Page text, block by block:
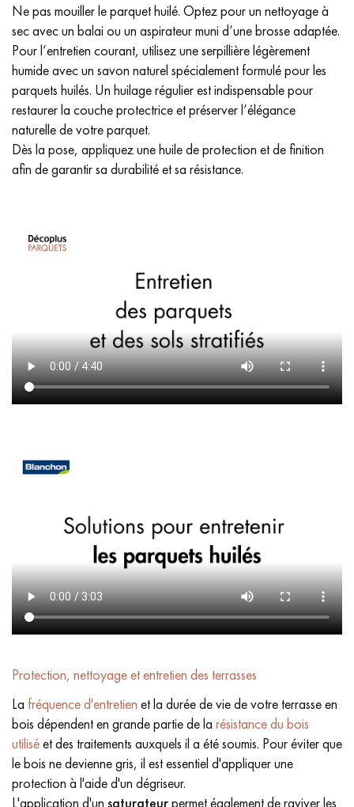
Ne pas mouiller le parquet huilé. Optez pour un nettoyage à
sec avec un balai ou un aspirateur muni d’une brosse adaptée.
Pour l’entretien courant, utilisez une serpillière légèrement
humide avec un savon naturel spécialement formulé pour les
parquets huilés. Un huilage régulier est indispensable pour
restaurer la couche protectrice et préserver l’élégance
naturelle de votre parquet.
Dès la pose, appliquez une huile de protection et de finition
afin de garantir sa durabilité et sa résistance.
Protection, nettoyage et entretien des terrasses
La fréquence d'entretien et la durée de vie de votre terrasse en
bois dépendent en grande partie de la résistance du bois
utiliséet des traitements auxquels il a été soumis. Pour éviter que
le bois ne devienne gris, il est essentiel d'appliquer une
protection à l'aide d'un dégriseur.
L'application d'un saturateurpermet également de raviver les